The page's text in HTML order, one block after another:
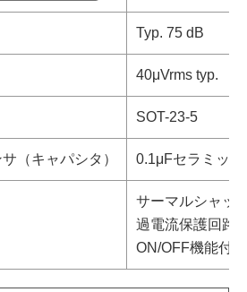
Typ. 75 dB
40μVrms typ.
SOT-23-5
（キャパシタ） 0.1μFセラミッ
サーマルシャッ
過電流保護回路
ON/OFF機能付き